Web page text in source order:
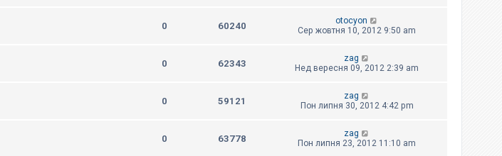
0 60240
otocyon
Сер жовтня 10, 2012 9:50 am
0 62343
zag
Нед вересня 09, 2012 2:39 am
0 59121
zag
Пон липня 30, 2012 4:42 pm
0 63778
zag
Пон липня 23, 2012 11:10 am